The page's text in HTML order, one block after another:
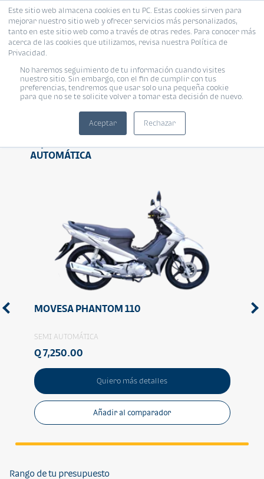
Este sitio web almacena cookies en tu PC. Estas cookies sirven para
mejorar nuestro sitio web y ofrecer servicios más personalizados,
tanto en este sitio web como a través de otras redes. Para conocer más
acerca de las cookies que utilizamos, revisa nuestra Política de
Privacidad.
No haremos seguimiento de tu información cuando visites
nuestro sitio. Sin embargo, con el fin de cumplir con tus
preferencias, tendremos que usar solo una pequeña cookie
para que no se te solicite volver a tomar esta decisión de nuevo.
Aceptar Rechazar
SEMI AUTOMÁTICA
AUTOMÁTICA
MOVESA PHANTOM 110
SEMI AUTOMÁTICA
Q 7,250.00
Quiero más detalles
Añadir al comparador
Rango de tu presupuesto